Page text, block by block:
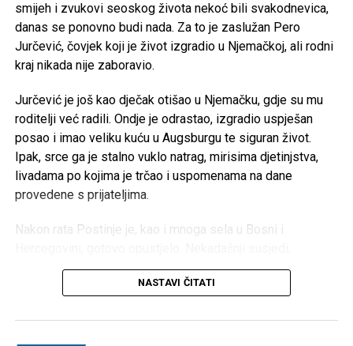
smijeh i zvukovi seoskog života nekoć bili svakodnevica,
danas se ponovno budi nada. Za to je zaslužan Pero
Jurčević, čovjek koji je život izgradio u Njemačkoj, ali rodni
kraj nikada nije zaboravio.
Jurčević je još kao dječak otišao u Njemačku, gdje su mu
roditelji već radili. Ondje je odrastao, izgradio uspješan
posao i imao veliku kuću u Augsburgu te siguran život.
Ipak, srce ga je stalno vuklo natrag, mirisima djetinjstva,
livadama po kojima je trčao i uspomenama na dane
provedene s prijateljima.
Nakon rata Postinje je, kao i mnoga sela u Bosni i
raseljeni po svijetu, počeli su prodavati kuće i imanja. Tada
je Pero donio životnu odluku: prodao je kuću u Njemačkoj i
NASTAVI ČITATI